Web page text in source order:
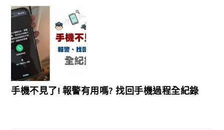
手機不見了! 報警有用嗎? 找回手機過程全紀錄